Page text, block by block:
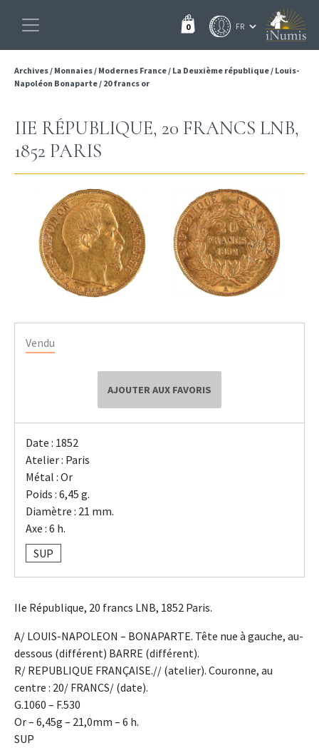
0
Archives/ Monnaies/ Modernes France/ La Deuxième république/ Louis-
Napoléon Bonaparte/ 20 francs or
IIE RÉPUBLIQUE, 20 FRANCS LNB,
1852 PARIS
Vendu
AJOUTER AUX FAVORIS
Date : 1852
Atelier : Paris
Métal : Or
Poids : 6,45 g.
Diamètre : 21 mm.
Axe : 6 h.
SUP
IIe République, 20 francs LNB, 1852 Paris.
A/ LOUIS-NAPOLEON – BONAPARTE. Tête nue à gauche, au-
dessous (différent) BARRE (différent).
R/ REPUBLIQUE FRANÇAISE.// (atelier). Couronne, au
centre : 20/ FRANCS/ (date).
G.1060 – F.530
Or – 6,45g – 21,0mm – 6 h.
SUP